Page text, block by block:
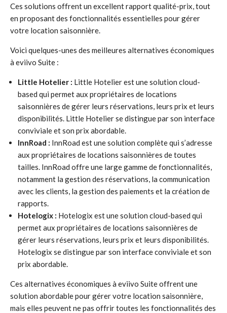
Ces solutions offrent un excellent rapport qualité-prix, tout
en proposant des fonctionnalités essentielles pour gérer
votre location saisonnière.
Voici quelques-unes des meilleures alternatives économiques
à eviivo Suite :
Little Hotelier : Little Hotelier est une solution cloud-
based qui permet aux propriétaires de locations
saisonnières de gérer leurs réservations, leurs prix et leurs
disponibilités. Little Hotelier se distingue par son interface
conviviale et son prix abordable.
InnRoad : InnRoad est une solution complète qui s’adresse
aux propriétaires de locations saisonnières de toutes
tailles. InnRoad offre une large gamme de fonctionnalités,
notamment la gestion des réservations, la communication
avec les clients, la gestion des paiements et la création de
rapports.
Hotelogix : Hotelogix est une solution cloud-based qui
permet aux propriétaires de locations saisonnières de
gérer leurs réservations, leurs prix et leurs disponibilités.
Hotelogix se distingue par son interface conviviale et son
prix abordable.
Ces alternatives économiques à eviivo Suite offrent une
solution abordable pour gérer votre location saisonnière,
mais elles peuvent ne pas offrir toutes les fonctionnalités des